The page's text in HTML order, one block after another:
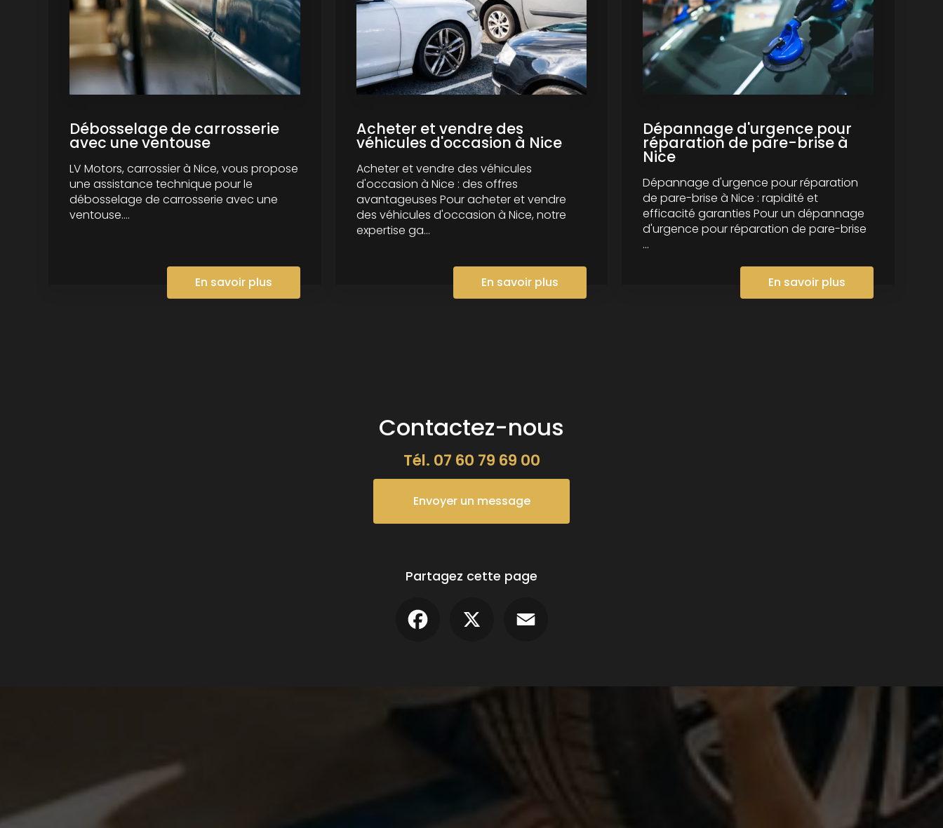
Débosselage de carrosserie
avec une ventouse
LV Motors, carrossier à Nice, vous propose
une assistance technique pour le
débosselage de carrosserie avec une
ventouse....
En savoir plus
Acheter et vendre des
véhicules d'occasion à Nice
Acheter et vendre des véhicules
d'occasion à Nice : des offres
avantageuses Pour acheter et vendre
des véhicules d'occasion à Nice, notre
expertise ga...
En savoir plus
Dépannage d'urgence pour
réparation de pare-brise à
Nice
Dépannage d'urgence pour réparation
de pare-brise à Nice : rapidité et
efficacité garanties Pour un dépannage
d'urgence pour réparation de pare-brise
...
En savoir plus
Contactez-nous
Tél. 07 60 79 69 00
Envoyer un message
Partagez cette page